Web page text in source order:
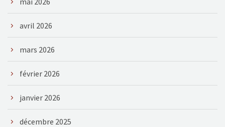
avril 2026
mars 2026
février 2026
janvier 2026
décembre 2025